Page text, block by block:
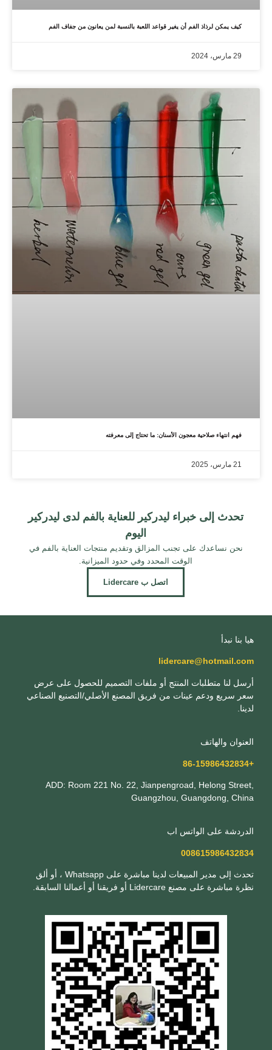
كيف يمكن لرذاذ الفم أن يغير قواعد اللعبة بالنسبة لمن يعانون من جفاف الفم
29 مارس، 2024
فهم انتهاء صلاحية معجون الأسنان: ما تحتاج إلى معرفته
21 مارس، 2025
تحدث إلى خبراء ليدركير للعناية بالفم لدى ليدركير
اليوم
نحن نساعدك على تجنب المزالق وتقديم منتجات العناية بالفم في
الوقت المحدد وفي حدود الميزانية.
اتصل ب Lidercare
هيا بنا نبدأ
lidercare@hotmail.com
أرسل لنا متطلبات المنتج أو ملفات التصميم للحصول على عرض
سعر سريع ودعم عينات من فريق المصنع الأصلي/التصنيع الصناعي
لدينا.
العنوان والهاتف
+86-15986432834
ADD: Room 221 No. 22, Jianpengroad, Helong Street,
Guangzhou, Guangdong, China
الدردشة على الواتس اب
008615986432834
تحدث إلى مدير المبيعات لدينا مباشرة على Whatsapp ، أو ألق
نظرة مباشرة على مصنع Lidercare أو فريقنا أو أعمالنا السابقة.